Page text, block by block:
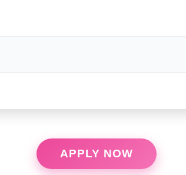
APPLY NOW